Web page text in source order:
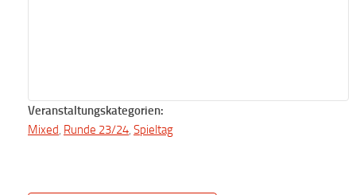
Veranstaltungskategorien:
Mixed Runde 23/24 Spieltag